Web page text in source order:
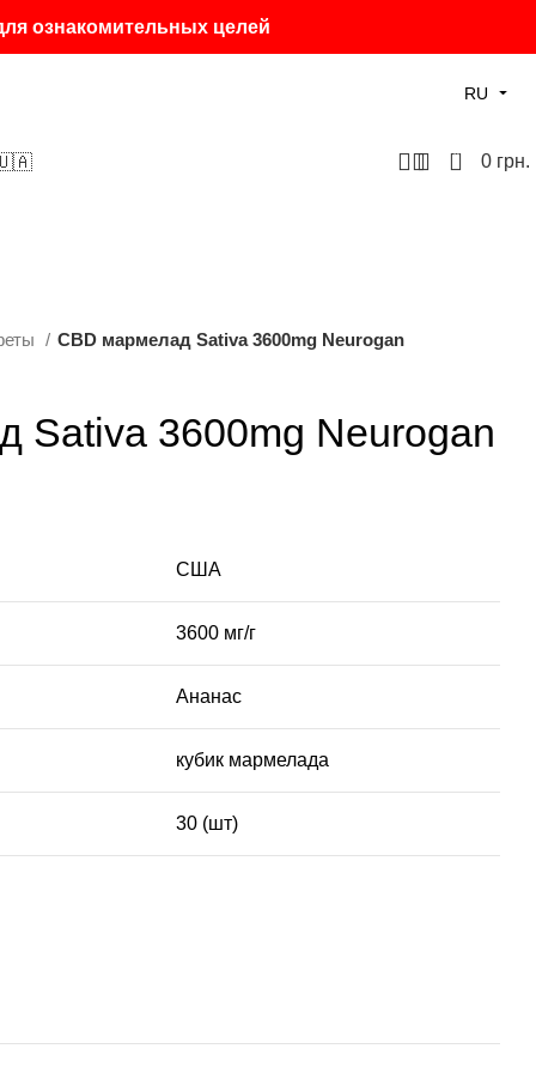
ознакомительных целей
RU
🇺🇦 0 0 грн.
CBD мармелад Sativa 3600mg Neurogan
Sativa 3600mg Neurogan
США
3600 мг/г
Ананас
кубик мармелада
30 (шт)